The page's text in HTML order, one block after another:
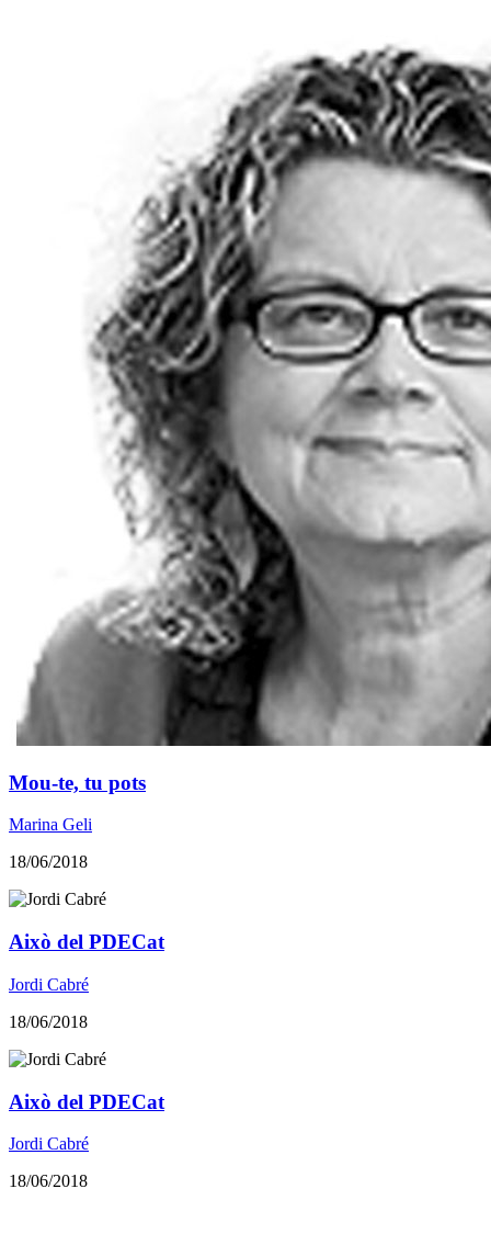
Mou-te, tu pots
Marina Geli
18/06/2018
Això del PDECat
Jordi Cabré
18/06/2018
Això del PDECat
Jordi Cabré
18/06/2018